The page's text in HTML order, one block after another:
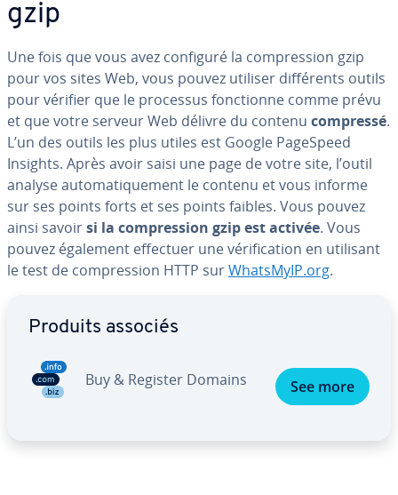
gzip
Une fois que vous avez configuré la com­pres­sion gzip
pour vos sites Web, vous pouvez utiliser dif­fé­rents outils
pour vérifier que le processus fonc­tionne comme prévu
et que votre serveur Web délivre du contenu compressé.
L’un des outils les plus utiles est Google PageSpeed
Insights. Après avoir saisi une page de votre site, l’outil
analyse au­to­ma­ti­que­ment le contenu et vous informe
sur ses points forts et ses points faibles. Vous pouvez
ainsi savoirsi la com­pres­sion gzip est activée. Vous
pouvez également effectuer une vé­ri­fi­ca­tion en utilisant
le test de com­pres­sion HTTP surWhatsMyIP.org.
Produits associés
Buy & Register Domains See more